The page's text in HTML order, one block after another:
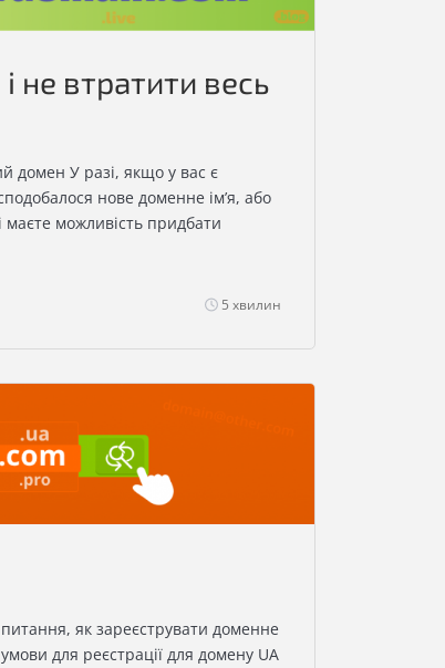
не втратити весь
домен У разі, якщо у вас є
нове доменне ім’я, або
маєте можливість придбати
5 хвилин
як зареєструвати доменне
для реєстрації для домену UA